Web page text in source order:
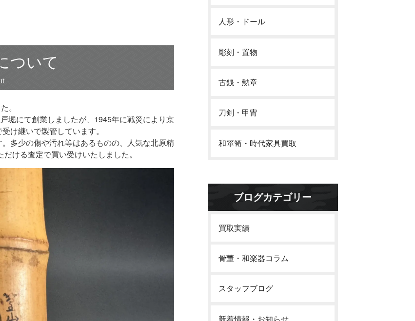
ついて
。
堀にて創業しましたが、1945年に戦災により京
け継いで製管しています。
多少の傷や汚れ等はあるものの、人気な北原精
ける査定で買い受けいたしました。
人形・ドール
彫刻・置物
古銭・勲章
刀剣・甲冑
和箪笥・時代家具買取
ブログカテゴリー
買取実績
骨董・和楽器コラム
スタッフブログ
新着情報・お知らせ